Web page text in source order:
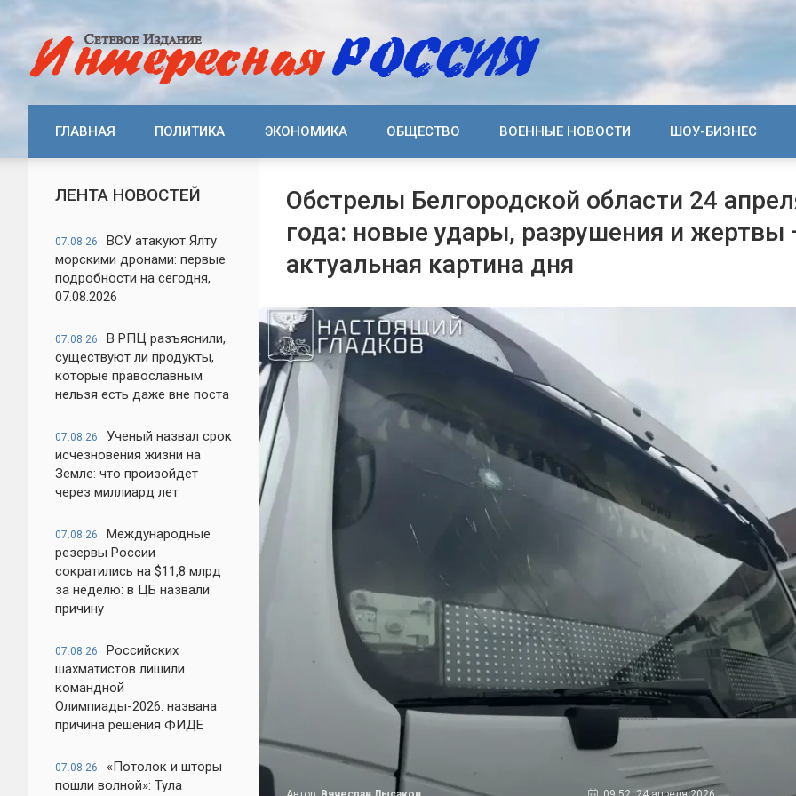
ГЛАВНАЯ ПОЛИТИКА ЭКОНОМИКА ОБЩЕСТВО ВОЕННЫЕ НОВОСТИ ШОУ-БИЗНЕС
ЛЕНТА НОВОСТЕЙ
07.08.26
ВСУ атакуют Ялту
морскими дронами: первые
подробности на сегодня,
07.08.2026
07.08.26
В РПЦ разъяснили,
существуют ли продукты,
которые православным
нельзя есть даже вне поста
07.08.26
Ученый назвал срок
исчезновения жизни на
Земле: что произойдет
через миллиард лет
07.08.26
Международные
резервы России
сократились на $11,8 млрд
за неделю: в ЦБ назвали
причину
07.08.26
Российских
шахматистов лишили
командной
Олимпиады-2026: названа
причина решения ФИДЕ
07.08.26
«Потолок и шторы
пошли волной»: Тула
Обстрелы Белгородской области 24
года: новые удары, разрушения и жертвы
актуальная картина дня